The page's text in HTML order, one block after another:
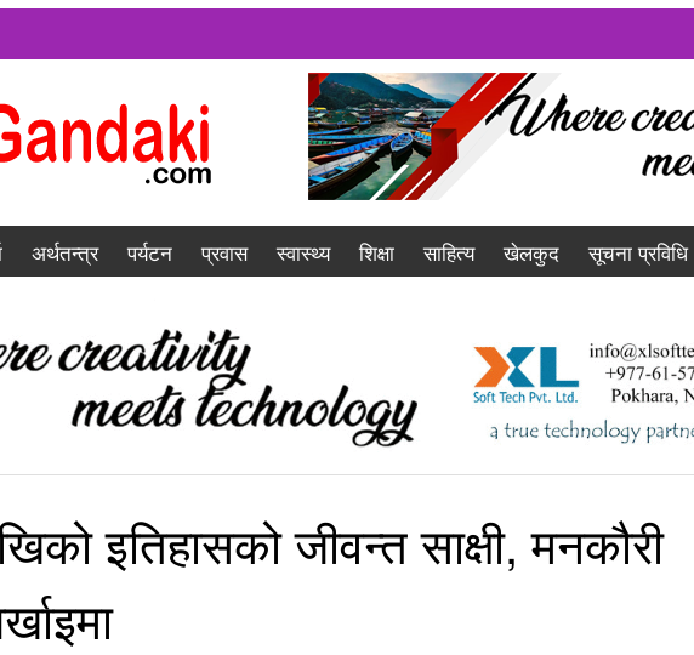
अर्थतन्त्र पर्यटन प्रवास स्वास्थ्य शिक्षा साहित्य खेलकुद सूचना प्रविधि
इतिहासको जीवन्त साक्षी, मनकौरी